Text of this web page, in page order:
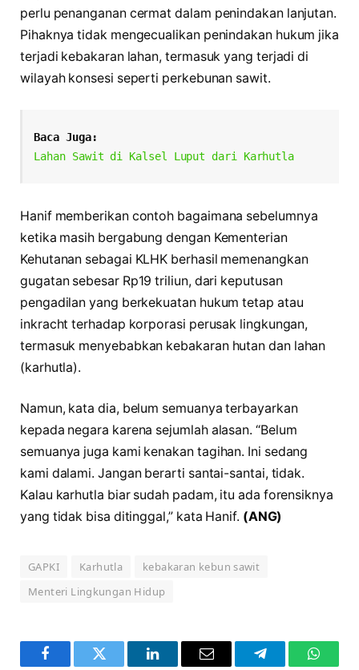
perlu penanganan cermat dalam penindakan lanjutan.
Pihaknya tidak mengecualikan penindakan hukum jika
terjadi kebakaran lahan, termasuk yang terjadi di
wilayah konsesi seperti perkebunan sawit.
Baca Juga:
Lahan Sawit di Kalsel Luput dari Karhutla
Hanif memberikan contoh bagaimana sebelumnya
ketika masih bergabung dengan Kementerian
Kehutanan sebagai KLHK berhasil memenangkan
gugatan sebesar Rp19 triliun, dari keputusan
pengadilan yang berkekuatan hukum tetap atau
inkracht terhadap korporasi perusak lingkungan,
termasuk menyebabkan kebakaran hutan dan lahan
(karhutla).
Namun, kata dia, belum semuanya terbayarkan
kepada negara karena sejumlah alasan. “Belum
semuanya juga kami kenakan tagihan. Ini sedang
kami dalami. Jangan berarti santai-santai, tidak.
Kalau karhutla biar sudah padam, itu ada forensiknya
yang tidak bisa ditinggal,” kata Hanif. (ANG)
GAPKI Karhutla
kebakaran kebun sawit
Menteri Lingkungan Hidup
FacebookTwitter LinkedInEmail Telegram